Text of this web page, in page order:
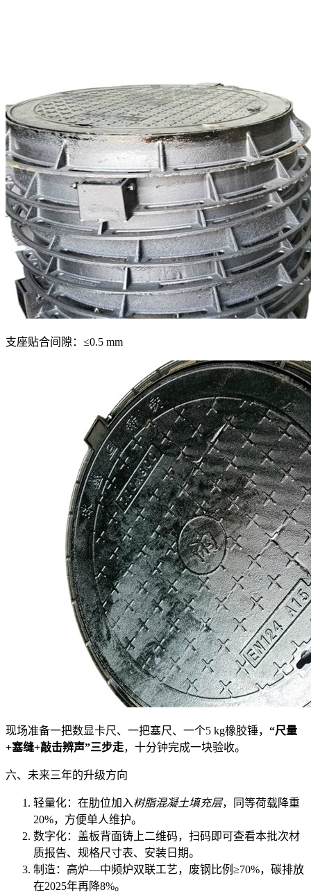
支座贴合间隙：≤0.5 mm
现场准备一把数显卡尺、一把塞尺、一个5 kg橡胶锤， “尺量
+塞缝+敲击辨声”三步走，十分钟完成一块验收。
六、未来三年的升级方向
轻量化：在肋位加入树脂混凝土填充层，同等荷载降重
20%，方便单人维护。
数字化：盖板背面铸上二维码，扫码即可查看本批次材
质报告、规格尺寸表、安装日期。
制造：高炉—中频炉双联工艺，废钢比例≥70%，碳排放
在2025年再降8%。